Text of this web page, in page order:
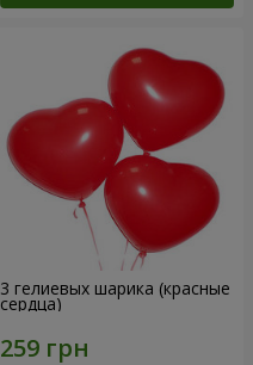
3 гелиевых шарика (красные
сердца)